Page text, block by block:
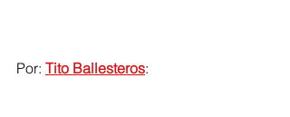
Por: Tito Ballesteros: